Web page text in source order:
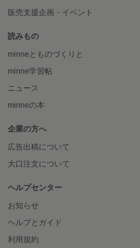
販売支援企画・イベント
読みもの
minneとものづくりと
minne学習帖
ニュース
minneの本
企業の方へ
広告出稿について
大口注文について
ヘルプセンター
お知らせ
ヘルプとガイド
利用規約